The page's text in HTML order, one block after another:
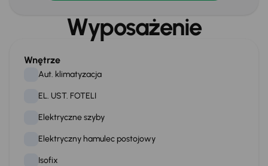
Wyposażenie
Wnętrze
Aut. klimatyzacja
EL. UST. FOTELI
Elektryczne szyby
Elektryczny hamulec postojowy
Isofix